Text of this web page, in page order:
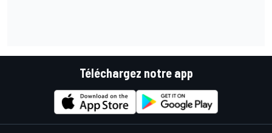
Téléchargez notre app